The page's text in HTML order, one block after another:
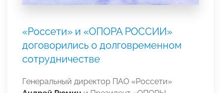
«Россети» и «ОПОРА РОССИИ»
договорились о долговременном
сотрудничестве
Генеральный директор ПАО «Россети»